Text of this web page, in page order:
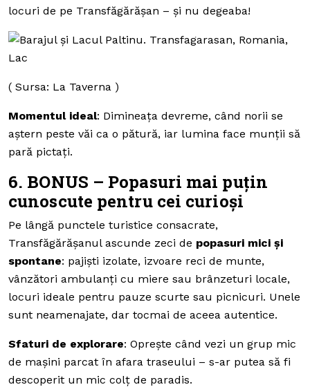
locuri de pe Transfăgărășan – și nu degeaba!
( Sursa: La Taverna )
Momentul ideal: Dimineața devreme, când norii se
aștern peste văi ca o pătură, iar lumina face munții să
pară pictați.
6. BONUS – Popasuri mai puțin
cunoscute pentru cei curioși
Pe lângă punctele turistice consacrate,
Transfăgărășanul ascunde zeci de popasuri mici și
spontane: pajiști izolate, izvoare reci de munte,
vânzători ambulanți cu miere sau brânzeturi locale,
locuri ideale pentru pauze scurte sau picnicuri. Unele
sunt neamenajate, dar tocmai de aceea autentice.
Sfaturi de explorare: Oprește când vezi un grup mic
de mașini parcat în afara traseului – s-ar putea să fi
descoperit un mic colț de paradis.